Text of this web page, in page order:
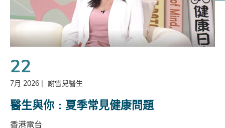
22
7月 2026 | 謝雪兒醫生
醫生與你﹕夏季常見健康問題
香港電台